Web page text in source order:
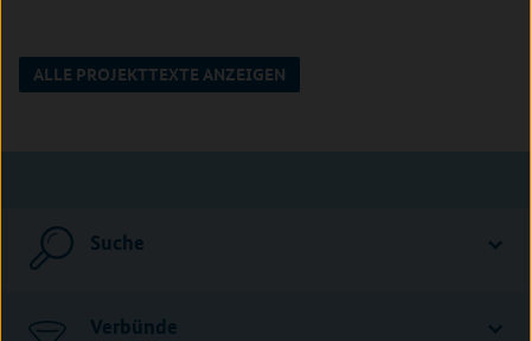
ALLE PROJEKTTEXTE ANZEIGEN
Suche
Verbünde